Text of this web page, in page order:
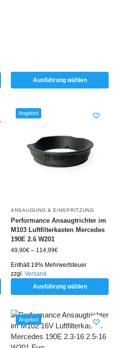
Ausführung wählen
Angebot
ANSAUGUNG & EINSPRITZUNG
Performance Ansaugtrichter im
M103 Luftfilterkasten Mercedes
190E 2.6 W201
49,90€ – 114,99€
Enthält 19% Mehrwertsteuer
zzgl. Versand
Ausführung wählen
Angebot